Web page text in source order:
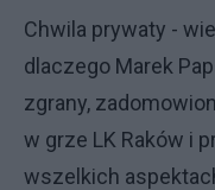
Chwila prywaty -
dlaczego Marek
zgrany,
w grze LK Raków i
wszelkich